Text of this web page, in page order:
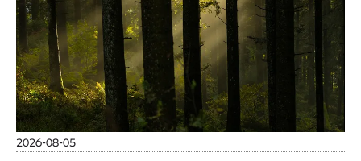
2026-08-05